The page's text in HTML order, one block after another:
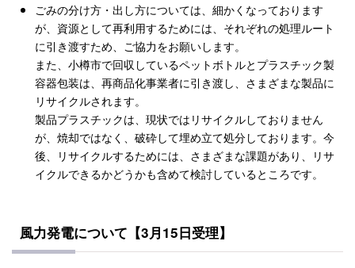
ごみの分け方・出し方については、細かくなっております
が、資源として再利用するためには、それぞれの処理ルート
に引き渡すため、ご協力をお願いします。
また、小樽市で回収しているペットボトルとプラスチック製
容器包装は、再商品化事業者に引き渡し、さまざまな製品に
リサイクルされます。
製品プラスチックは、現状ではリサイクルしておりません
が、焼却ではなく、破砕して埋め立て処分しております。今
後、リサイクルするためには、さまざまな課題があり、リサ
イクルできるかどうかも含めて検討しているところです。
風力発電について【3月15日受理】